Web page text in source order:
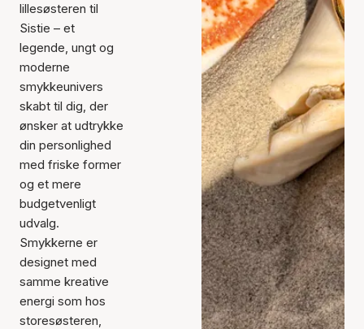
lillesøsteren til
Sistie – et
legende, ungt og
moderne
smykkeunivers
skabt til dig, der
ønsker at udtrykke
din personlighed
med friske former
og et mere
budgetvenligt
udvalg.
Smykkerne er
designet med
samme kreative
energi som hos
storesøsteren,